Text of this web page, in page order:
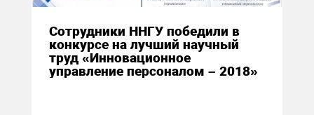
Сотрудники ННГУ победили в
конкурсе на лучший научный
труд «Инновационное
управление персоналом – 2018»